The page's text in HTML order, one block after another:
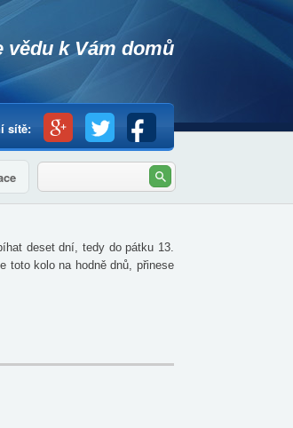
vědu k Vám domů
sítě:
deset dní, tedy do pátku 13.
toto kolo na hodně dnů, přinese